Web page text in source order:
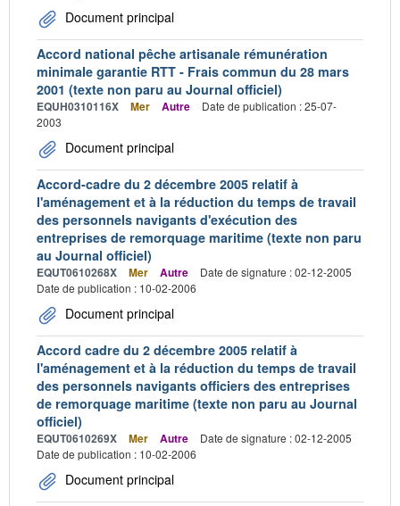
Document principal
Accord national pêche artisanale rémunération
minimale garantie RTT - Frais commun du 28 mars
2001 (texte non paru au Journal officiel)
EQUH0310116X Mer Autre
Date de publication : 25-07-
2003
Document principal
Accord-cadre du 2 décembre 2005 relatif à
l'aménagement et à la réduction du temps de travail
des personnels navigants d'exécution des
entreprises de remorquage maritime (texte non paru
au Journal officiel)
EQUT0610268X Mer Autre
Date de signature : 02-12-2005
Date de publication : 10-02-2006
Document principal
Accord cadre du 2 décembre 2005 relatif à
l'aménagement et à la réduction du temps de travail
des personnels navigants officiers des entreprises
de remorquage maritime (texte non paru au Journal
officiel)
EQUT0610269X Mer Autre
Date de signature : 02-12-2005
Date de publication : 10-02-2006
Document principal